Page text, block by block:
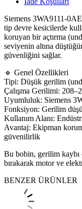
Siemens 3WA9111-
tip devre kesicilerde
koruyan bir açtırma
seviyenin altına
güvenliğini sağlar.
🔹 Genel Özellikleri
Tipi: Düşük gerilim
Çalışma Gerilimi:
Uyumluluk: Siemens
Fonksiyon: Gerilim
Kullanım Alanı:
Avantaj: Ekipman
güvenilirlik
Bu bobin, gerilim kaybı
bırakarak motor ve
BENZER ÜRÜNLER